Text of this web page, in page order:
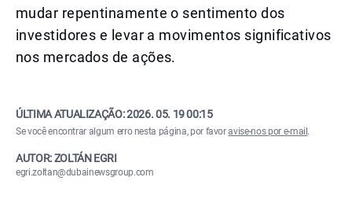
mudar repentinamente o sentimento dos
investidores e levar a movimentos significativos
nos mercados de ações.
ÚLTIMA ATUALIZAÇÃO:2026. 05. 19 00:15
Se você encontrar algum erro nesta página, por favoravise-nos por e-mail .
AUTOR: ZOLTÁN EGRI
egri.zoltan@dubainewsgroup.com